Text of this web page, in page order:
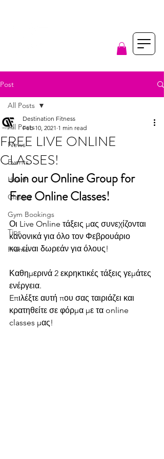
Post
All Posts
News
Events
Health
Classes
Gym Bookings
Tips
Promo
All Posts
FREE LIVE ONLINE
CLASSES!
Destination Fitness
Feb 10, 2021 1 min read
Join our Online Group for
Free Online Classes!
Οι Live Online τάξεις μας συνεχίζονται
κανονικά για όλο τον Φεβρουάριο
και είναι δωρεάν για όλους!
Καθημερινά 2 εκρηκτικές τάξεις γεμάτες
ενέργεια.
Eπιλέξτε αυτή που σας ταιριάζει και
κρατηθείτε σε φόρμα με τα online
classes μας!